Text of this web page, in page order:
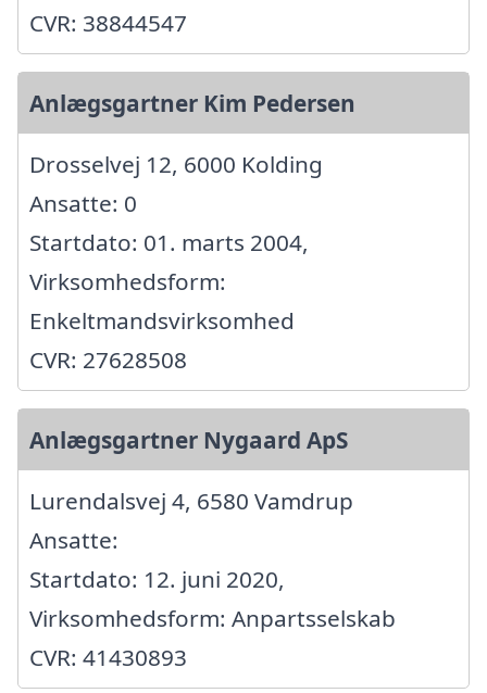
CVR: 38844547
Anlægsgartner Kim Pedersen
Drosselvej 12, 6000 Kolding
Ansatte: 0
Startdato: 01. marts 2004,
Virksomhedsform:
Enkeltmandsvirksomhed
CVR: 27628508
Anlægsgartner Nygaard ApS
Lurendalsvej 4, 6580 Vamdrup
Ansatte:
Startdato: 12. juni 2020,
Virksomhedsform: Anpartsselskab
CVR: 41430893